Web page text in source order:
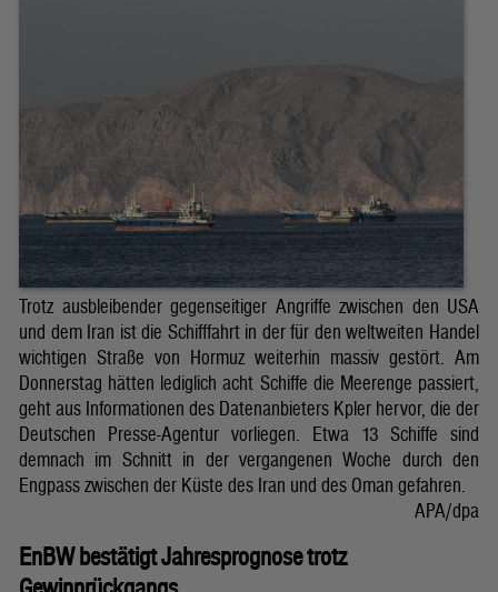
Trotz ausbleibender gegenseitiger Angriffe zwischen den USA
und dem Iran ist die Schifffahrt in der für den weltweiten Handel
wichtigen Straße von Hormuz weiterhin massiv gestört. Am
Donnerstag hätten lediglich acht Schiffe die Meerenge passiert,
geht aus Informationen des Datenanbieters Kpler hervor, die der
Deutschen Presse-Agentur vorliegen. Etwa 13 Schiffe sind
demnach im Schnitt in der vergangenen Woche durch den
Engpass zwischen der Küste des Iran und des Oman gefahren.
APA/dpa
EnBW bestätigt Jahresprognose trotz